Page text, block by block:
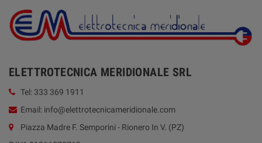
ELETTROTECNICA MERIDIONALE SRL
Tel: 333 369 1911
Email: info@elettrotecnicameridionale.com
Piazza Madre F. Semporini - Rionero In V. (PZ)